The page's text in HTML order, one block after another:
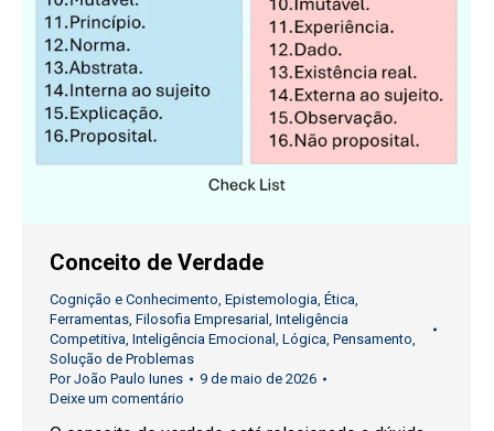
Conceito de Verdade
Cognição e Conhecimento Epistemologia Ética
Ferramentas Filosofia Empresarial
Inteligência
Competitiva Inteligência Emocional Lógica Pensamento
Solução de Problemas
PorJoão Paulo Iunes
9 de maio de 2026
Deixe um comentário